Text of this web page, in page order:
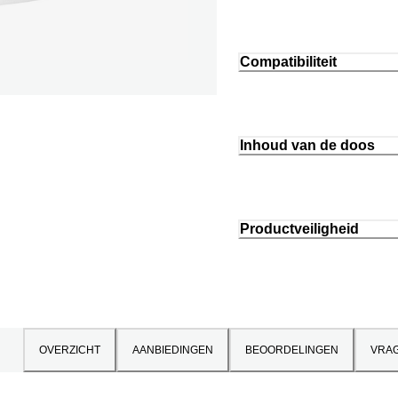
Compatibiliteit
Inhoud van de doos
Productveiligheid
OVERZICHT AANBIEDINGEN BEOORDELINGEN